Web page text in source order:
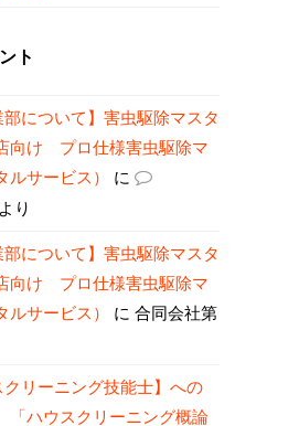
ト
部について】害虫駆除マスタ
向け プロ仕様害虫駆除マ
サービス）
に
より
部について】害虫駆除マスタ
向け プロ仕様害虫駆除マ
サービス）
に 合同会社第
クリーニング技能士】への
ハウスクリーニング概論